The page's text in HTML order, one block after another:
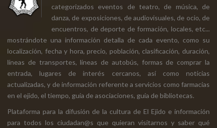
categorizados eventos de teatro, de música, de
danza, de exposiciones, de audiovisuales, de ocio, de
encuentros, de deporte de formación, locales, etc...
mostrándote una información detalla de cada evento, como su
localización, fecha y hora, precio, población, clasificación, duración,
líneas de transportes, líneas de autobús, formas de comprar la
entrada, lugares de interés cercanos, así como noticias
actualizadas, y de información referente a servicios como farmacias
en el ejido, el tiempo, guía de asociaciones, guía de bibliotecas.
Plataforma para la difusión de la cultura de El Ejido e información
para todos los ciudadan@s que quieran visitarnos y saber qué